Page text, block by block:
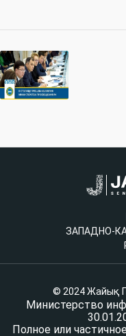
ЗАПАДНО-
© 2024 Жайық
Министерство
Полное или